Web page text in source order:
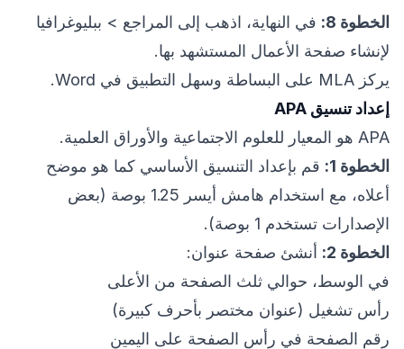
الخطوة 8:
في النهاية، اذهب إلى المراجع > ببليوغرافيا
لإنشاء صفحة الأعمال المستشهد بها.
يركز MLA على البساطة وسهل التطبيق في Word.
إعداد تنسيق APA
APA هو المعيار للعلوم الاجتماعية والأوراق العلمية.
الخطوة 1:
قم بإعداد التنسيق الأساسي كما هو موضح
أعلاه، مع استخدام هامش أيسر 1.25 بوصة (بعض
الإصدارات تستخدم 1 بوصة).
الخطوة 2:
أنشئ صفحة عنوان:
في الوسط، حوالي ثلث الصفحة من الأعلى
رأس تشغيل (عنوان مختصر بأحرف كبيرة)
رقم الصفحة في رأس الصفحة على اليمين